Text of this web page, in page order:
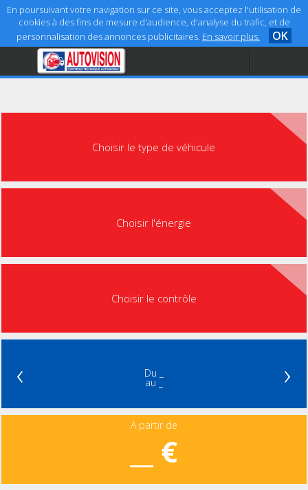
En poursuivant votre navigation sur ce site, vous acceptez l'utilisation de
cookies à des fins de mesure d'audience, d'analyse du trafic, et de
personnalisation des annonces publicitaires. En savoir plus. OK
Accueil
Aide
Choisir le type de véhicule
Choisir l'énergie
Choisir le contrôle
‹ Du _
au _ ›
A partir de
__ €